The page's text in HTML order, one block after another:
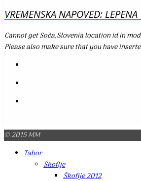
VREMENSKA NAPOVED: LEPENA
Cannot get Soča,Slovenia location id in
Please also make sure that you have
© 2015 MM
Tabor
Škoflje
Škoflje 2012